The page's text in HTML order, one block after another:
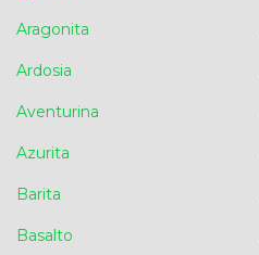
Aragonita
Ardosia
Aventurina
Azurita
Barita
Basalto